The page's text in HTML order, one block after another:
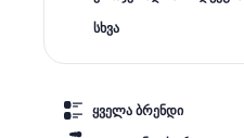
სხვა
ყველა ბრენდი